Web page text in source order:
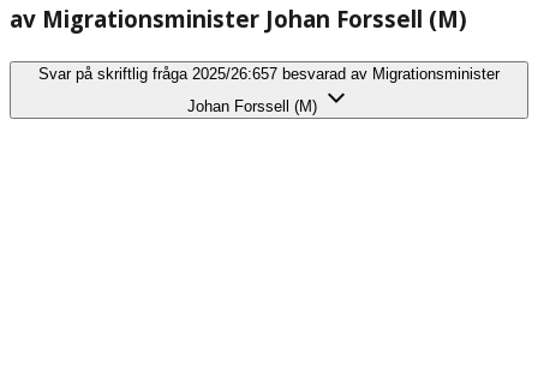
av Migrationsminister Johan Forssell (M)
Svar på skriftlig fråga 2025/26:657 besvarad av Migrationsminister
Johan Forssell (M)